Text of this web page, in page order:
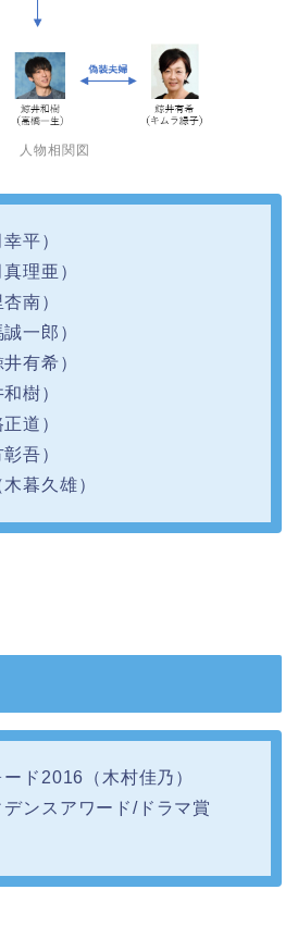
人物相関図
平）
理亜）
南）
一郎）
有希）
樹）
道）
吾）
暮久雄）
ド2016（木村佳乃）
ンスアワード/ドラマ賞